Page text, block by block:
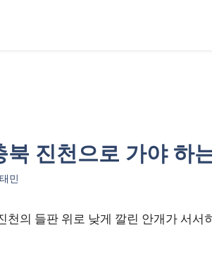
진천으로 가야 하
민
의 들판 위로 낮게 깔린 안개가 서서